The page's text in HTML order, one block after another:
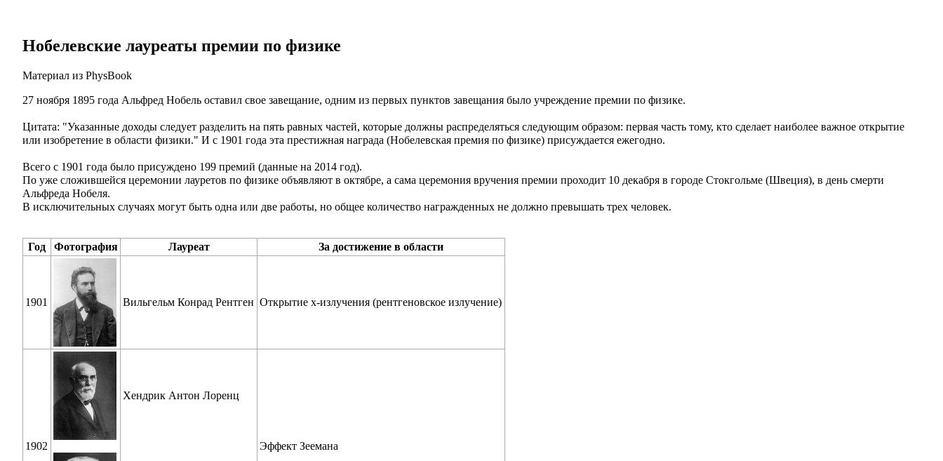
Нобелевские лауреаты премии по физике
Материал из PhysBook
27 ноября 1895 года Альфред Нобель оставил свое завещание, одним из первых пунктов завещания было учреждение премии по физике.
Цитата: "Указанные доходы следует разделить на пять равных частей, которые должны распределяться следующим образом: первая часть тому, кто сделает наиболее важное открытие
или изобретение в области физики." И с 1901 года эта престижная награда (Нобелевская премия по физике) присуждается ежегодно.
Всего с 1901 года было присуждено 199 премий (данные на 2014 год).
По уже сложившейся церемонии лауретов по физике объявляют в октябре, а сама церемония вручения премии проходит 10 декабря в городе Стокгольме (Швеция), в день смерти
Альфреда Нобеля.
В исключительных случаях могут быть одна или две работы, но общее количество награжденных не должно превышать трех человек.
Год Фотография Лауреат За достижение в области
1901 Вильгельм Конрад Рентген Открытие x-излучения (рентгеновское излучение)
1902
Хендрик Антон Лоренц
Эффект Зеемана